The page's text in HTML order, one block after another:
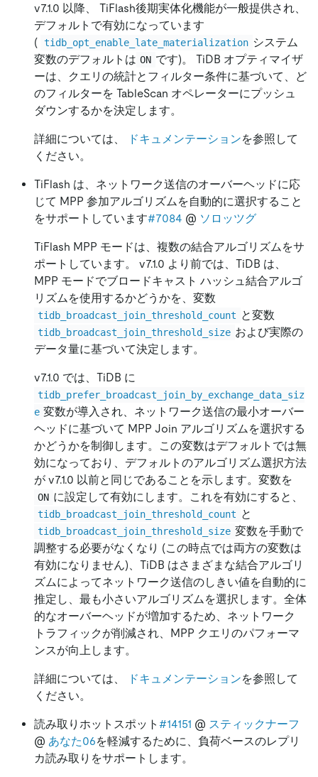
v7.1.0 以降、 TiFlash後期実体化機能が一般提供され、
デフォルトで有効になっています
( tidb_opt_enable_late_materialization システム
変数のデフォルトは ON です)。 TiDB オプティマイザ
ーは、クエリの統計とフィルター条件に基づいて、ど
のフィルターを TableScan オペレーターにプッシュ
ダウンするかを決定します。
詳細については、 ドキュメンテーションを参照して
ください。
TiFlash は、ネットワーク送信のオーバーヘッドに応
じて MPP 参加アルゴリズムを自動的に選択すること
をサポートしています#7084 @ ソロッツグ
TiFlash MPP モードは、複数の結合アルゴリズムをサ
ポートしています。 v7.1.0 より前では、TiDB は、
MPP モードでブロードキャスト ハッシュ結合アルゴ
リズムを使用するかどうかを、変数
tidb_broadcast_join_threshold_count と変数
tidb_broadcast_join_threshold_size および実際の
データ量に基づいて決定します。
v7.1.0 では、TiDB に
tidb_prefer_broadcast_join_by_exchange_data_siz
e 変数が導入され、ネットワーク送信の最小オーバー
ヘッドに基づいて MPP Join アルゴリズムを選択する
かどうかを制御します。この変数はデフォルトでは無
効になっており、デフォルトのアルゴリズム選択方法
が v7.1.0 以前と同じであることを示します。変数を
ON に設定して有効にします。これを有効にすると、
tidb_broadcast_join_threshold_count と
tidb_broadcast_join_threshold_size 変数を手動で
調整する必要がなくなり (この時点では両方の変数は
有効になりません)、TiDB はさまざまな結合アルゴリ
ズムによってネットワーク送信のしきい値を自動的に
推定し、最も小さいアルゴリズムを選択します。全体
的なオーバーヘッドが増加するため、ネットワーク
トラフィックが削減され、MPP クエリのパフォーマ
ンスが向上します。
詳細については、 ドキュメンテーションを参照して
ください。
読み取りホットスポット #14151 @ スティックナーフ
@ あなた06を軽減するために、負荷ベースのレプリ
カ読み取りをサポートします。